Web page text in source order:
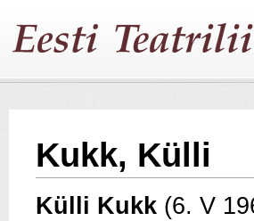
Kukk, Külli
Külli Kukk (6. V